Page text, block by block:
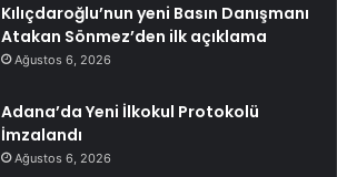
Kılıçdaroğlu’nun yeni Basın Danışmanı
Atakan Sönmez’den ilk açıklama
Ağustos 6, 2026
Adana’da Yeni İlkokul Protokolü
İmzalandı
Ağustos 6, 2026